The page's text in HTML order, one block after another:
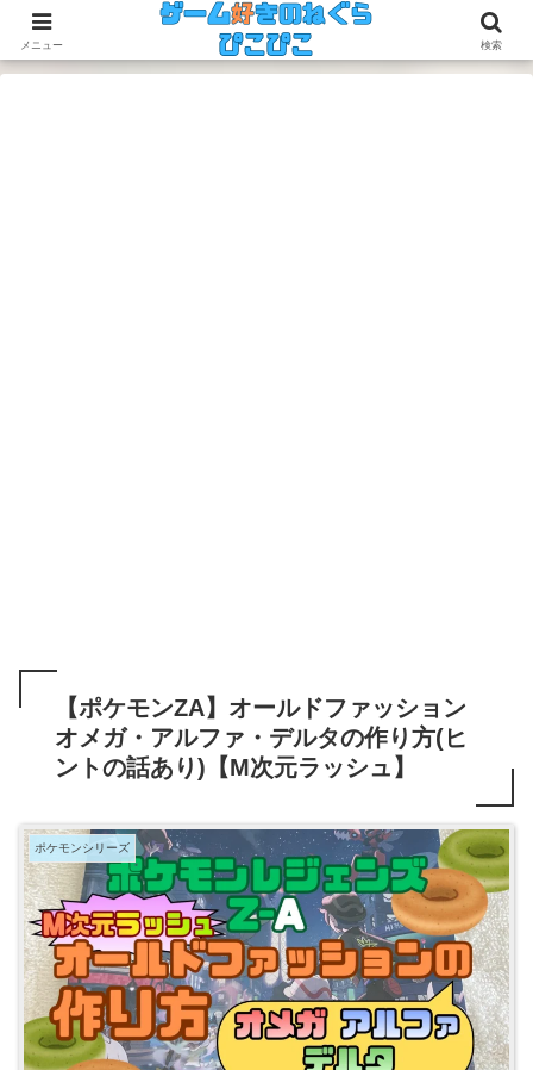
今のゲームも昔のゲームも面白い！
【ポケモンZA】オールドファッション
オメガ・アルファ・デルタの作り方(ヒ
ントの話あり)【M次元ラッシュ】
ポケモンシリーズ
メニュー 検索